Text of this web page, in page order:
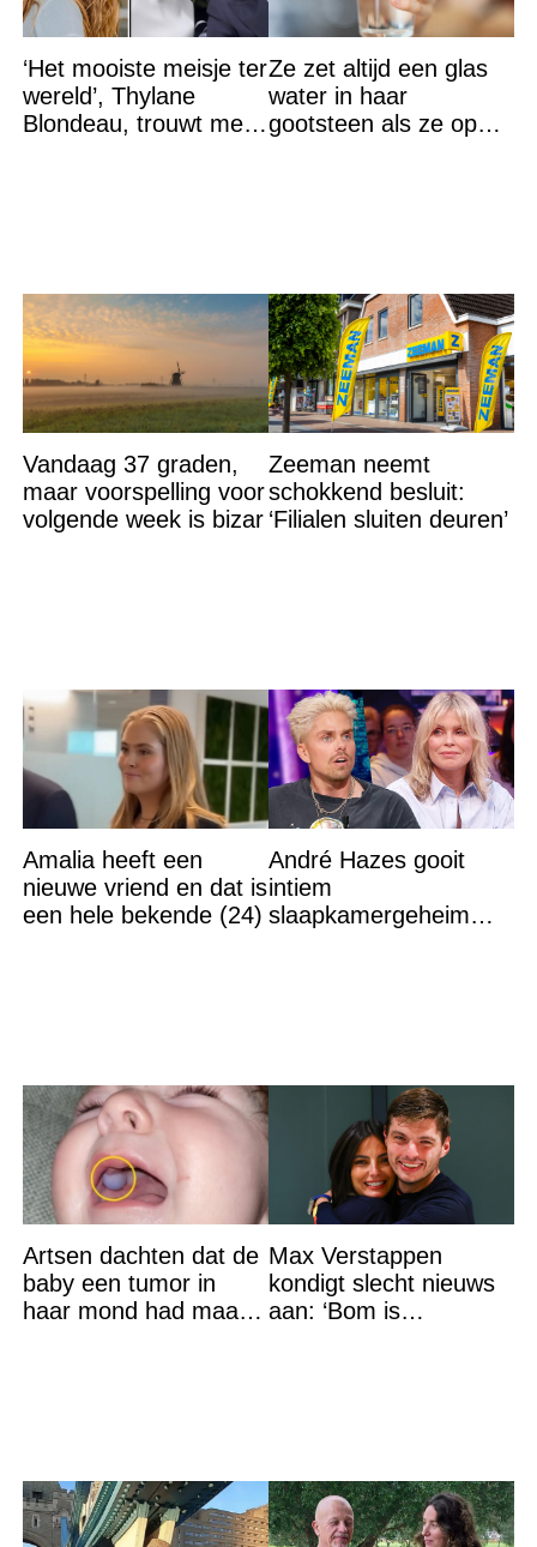
‘Het mooiste meisje ter
wereld’, Thylane
Blondeau, trouwt met
Ze zet altijd een glas
water in haar
gootsteen als ze op
Vandaag 37 graden,
maar voorspelling voor
volgende week is bizar
Zeeman neemt
schokkend besluit:
‘Filialen sluiten deuren’
Amalia heeft een
nieuwe vriend en dat is
een hele bekende (24)
André Hazes gooit
intiem
slaapkamergeheim
Artsen dachten dat de
baby een tumor in
haar mond had maar
Max Verstappen
kondigt slecht nieuws
aan: ‘Bom is